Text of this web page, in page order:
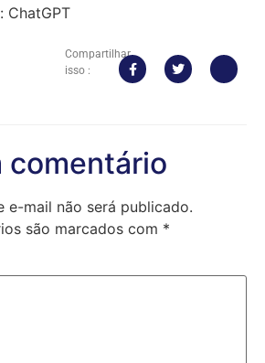
ChatGPT
Compartilhar
isso :
comentário
e-mail não será publicado.
são marcados com *